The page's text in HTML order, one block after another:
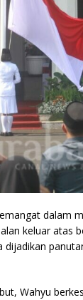
dalam
keluar atas
Wahyu